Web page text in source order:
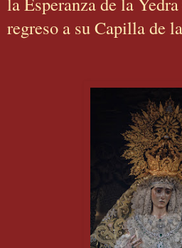
regreso a su Capilla de